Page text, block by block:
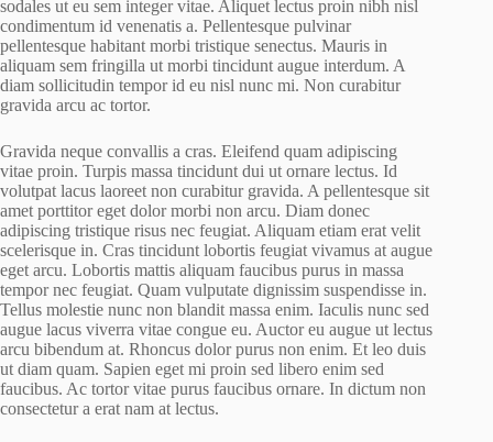
sodales ut eu sem integer vitae. Aliquet lectus proin nibh nisl
condimentum id venenatis a. Pellentesque pulvinar
pellentesque habitant morbi tristique senectus. Mauris in
aliquam sem fringilla ut morbi tincidunt augue interdum. A
diam sollicitudin tempor id eu nisl nunc mi. Non curabitur
gravida arcu ac tortor.
Gravida neque convallis a cras. Eleifend quam adipiscing
vitae proin. Turpis massa tincidunt dui ut ornare lectus. Id
volutpat lacus laoreet non curabitur gravida. A pellentesque sit
amet porttitor eget dolor morbi non arcu. Diam donec
adipiscing tristique risus nec feugiat. Aliquam etiam erat velit
scelerisque in. Cras tincidunt lobortis feugiat vivamus at augue
eget arcu. Lobortis mattis aliquam faucibus purus in massa
tempor nec feugiat. Quam vulputate dignissim suspendisse in.
Tellus molestie nunc non blandit massa enim. Iaculis nunc sed
augue lacus viverra vitae congue eu. Auctor eu augue ut lectus
arcu bibendum at. Rhoncus dolor purus non enim. Et leo duis
ut diam quam. Sapien eget mi proin sed libero enim sed
faucibus. Ac tortor vitae purus faucibus ornare. In dictum non
consectetur a erat nam at lectus.